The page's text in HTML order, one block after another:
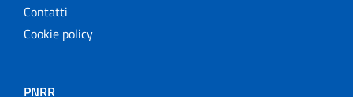
Contatti
Cookie policy
PNRR